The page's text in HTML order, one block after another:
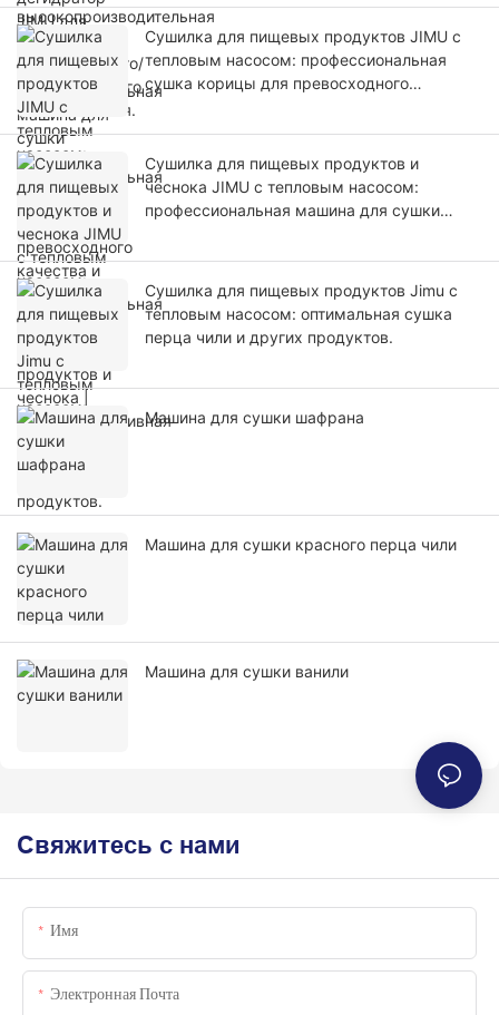
Сушилка для пищевых продуктов JIMU с
тепловым насосом: профессиональная
сушка корицы для превосходного
Сушилка для пищевых продуктов и
чеснока JIMU с тепловым насосом:
профессиональная машина для сушки
Сушилка для пищевых продуктов Jimu с
тепловым насосом: оптимальная сушка
перца чили и других продуктов.
Машина для сушки шафрана
Машина для сушки красного перца чили
Машина для сушки ванили
Свяжитесь с нами
Имя
Электронная Почта